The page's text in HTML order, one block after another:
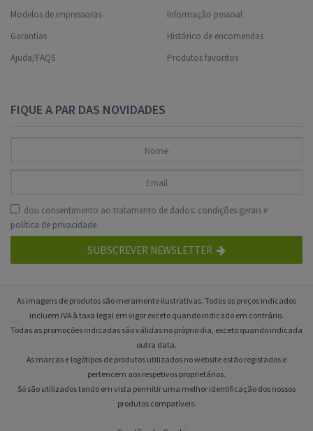
Modelos de impressoras
Garantias
Ajuda/FAQS
Informação pessoal
Histórico de encomendas
Produtos favoritos
FIQUE A PAR DAS NOVIDADES
dou consentimento ao tratamento de dados: condições gerais e
política de privacidade.
SUBSCREVER NEWSLETTER
As imagens de produtos são meramente ilustrativas. Todos os preços indicados
incluem IVA à taxa legal em vigor exceto quando indicado em contrário.
Todas as promoções indicadas são válidas no próprio dia, exceto quando indicada
outra data.
As marcas e logótipos de produtos utilizados no website estão registados e
pertencem aos respetivos proprietários.
Só são utilizados tendo em vista permitir uma melhor identificação dos nossos
produtos compatíveis.